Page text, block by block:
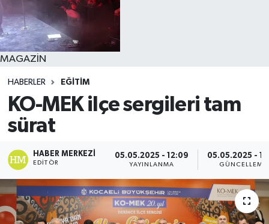
MAGAZİN
HABERLER EĞİTİM
KO-MEK ilçe sergileri tam
sürat
HABER MERKEZI
EDITÖR
05.05.2025 - 12:09
YAYINLANMA
05.05.2025 -
GÜNCELLEME
EĞİTİM
SAĞLIK
MAGAZİN
SPOR
Son Dakika Haberleri
Haber Arşivi